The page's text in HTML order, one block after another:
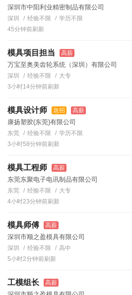
深圳市中阳利业精密制品有限公司
深圳 经验不限
学历不限
45分钟前刷新
模具项目担当 高薪
万宝至奥美齿轮系统（深圳）有限公司
深圳 经验不限
大专
3小时14分钟前刷新
模具设计师 急招 高薪
康扬塑胶(东莞)有限公司
东莞 经验不限
学历不限
3小时58分钟前刷新
模具工程师 高薪
东莞东聚电子电讯制品有限公司
东莞 经验不限
大专
4小时23分钟前刷新
模具师傅 高薪
深圳市顺之盈模具有限公司
深圳 经验不限
高中
5小时2分钟前刷新
工模组长 高薪